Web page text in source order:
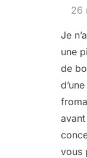
26
Je
une
de
vous